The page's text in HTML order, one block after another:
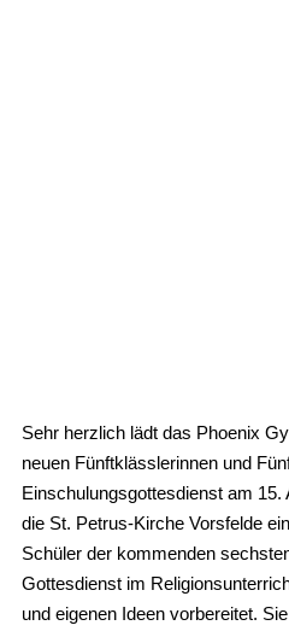
Sehr herzlich lädt das Phoenix
neuen Fünftklässlerinnen und
Einschulungsgottesdienst am
die St. Petrus-Kirche Vorsfelde
Schüler der kommenden
Gottesdienst im
und eigenen Ideen vorbereitet.